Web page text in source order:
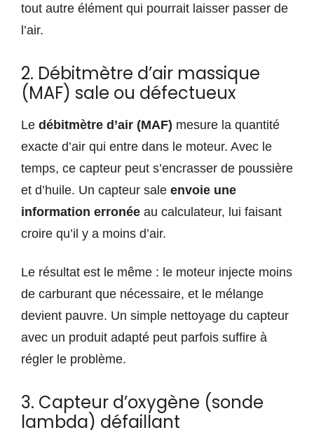
tout autre élément qui pourrait laisser passer de
l’air.
2. Débitmètre d’air massique
(MAF) sale ou défectueux
Le débitmètre d’air (MAF) mesure la quantité
exacte d’air qui entre dans le moteur. Avec le
temps, ce capteur peut s’encrasser de poussière
et d’huile. Un capteur sale envoie une
information erronée au calculateur, lui faisant
croire qu’il y a moins d’air.
Le résultat est le même : le moteur injecte moins
de carburant que nécessaire, et le mélange
devient pauvre. Un simple nettoyage du capteur
avec un produit adapté peut parfois suffire à
régler le problème.
3. Capteur d’oxygène (sonde
lambda) défaillant